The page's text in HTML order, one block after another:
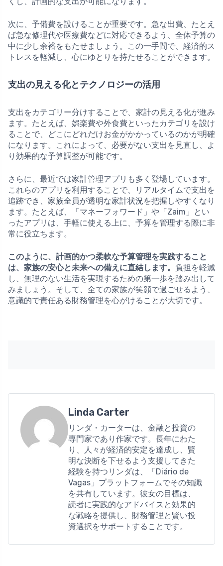
次に、予備費を設けることが重要です。急な出費、たとえ
ば急な修理代や医療費などに対応できるよう、全体予算の
中に少し余裕をもたせましょう。この一手間で、経済的ス
トレスを軽減し、心にゆとりを持たせることができます。
支出の見える化とテクノロジーの活用
支出をカテゴリー分けすることで、家計の見える化が進み
ます。たとえば、娯楽費や外食費といったカテゴリを設け
ることで、どこにどれだけお金がかかっているのかが明確
になります。これによって、必要がない支出を見直し、よ
り効果的な予算調整が可能です。
さらに、最近では家計管理アプリも多く登場しています。
これらのアプリを利用することで、リアルタイムで支出を
追跡でき、家族全員が透明な家計状況を把握しやすくなり
ます。たとえば、「マネーフォワード」や「Zaim」とい
ったアプリは、手軽に使える上に、予算を管理する際に非
常に役立ちます。
このように、計画的かつ柔軟な予算管理を実践すること
は、家族の安心と未来への備えに直結します。 負担を軽減
し、無理のない生活を実現するための第一歩を踏み出して
みましょう。そして、全ての家族が笑顔で過ごせるよう、
意識的で責任ある財務管理を心がけることが大切です。
Linda Carter
リンダ・カーターは、金融と投資の
専門家であり作家です。長年にわた
り、人々が経済的安定を達成し、賢
明な決断を下せるよう支援してきた
経験を持つリンダは、「Diário de
Vagas」プラットフォームでその知識
を共有しています。彼女の目標は、
読者に実践的なアドバイスと効果的
な戦略を提供し、財務管理と賢い投
資選択をサポートすることです。